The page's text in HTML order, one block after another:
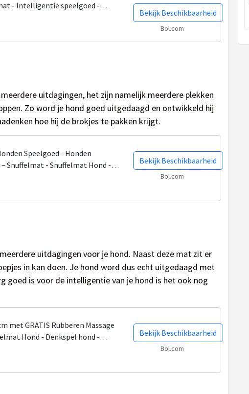
- Intelligentie speelgoed -
- Eten -...
Bekijk Beschikbaarheid
Bol.com
uitdagingen, het zijn namelijk meerdere plekken
Zo word je hond goed uitgedaagd en ontwikkeld hij
hoe hij de brokjes te pakken krijgt.
Speelgoed - Honden
Snuffelmat - Snuffelmat Hond -
– Honden speeltjes –...
Bekijk Beschikbaarheid
Bol.com
uitdagingen voor je hond. Naast deze mat zit er
in kan doen. Je hond word dus echt uitgedaagd met
goed is voor de intelligentie van je hond is het ook nog
met GRATIS Rubberen Massage
Hond - Denkspel hond -
Schrok Mat - Voedingsbal -...
Bekijk Beschikbaarheid
Bol.com